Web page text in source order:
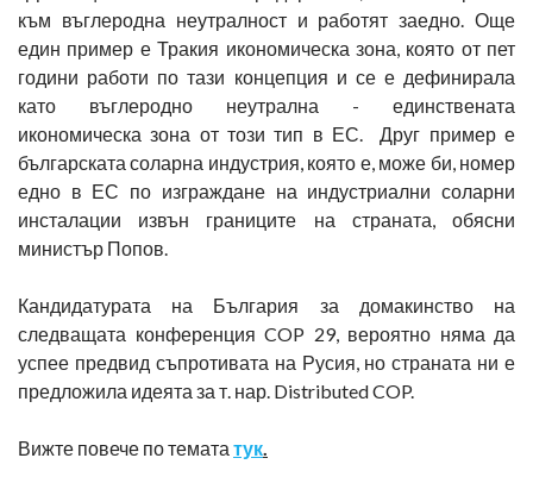
към въглеродна неутралност и работят заедно. Още
един пример е Тракия икономическа зона, която от пет
години работи по тази концепция и се е дефинирала
като въглеродно неутрална - единствената
икономическа зона от този тип в ЕС. Друг пример е
българската соларна индустрия, която е, може би, номер
едно в ЕС по изграждане на индустриални соларни
инсталации извън границите на страната, обясни
министър Попов.
Кандидатурата на България за домакинство на
следващата конференция COP 29, вероятно няма да
успее предвид съпротивата на Русия, но страната ни е
предложила идеята за т. нар. Distributed COP.
Вижте повече по темата тук.